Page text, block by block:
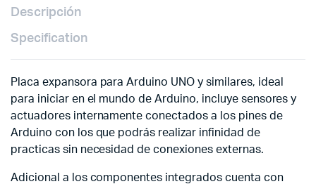
Descripción
Specification
Placa expansora para Arduino UNO y similares, ideal
para iniciar en el mundo de Arduino, incluye sensores y
actuadores internamente conectados a los pines de
Arduino con los que podrás realizar infinidad de
practicas sin necesidad de conexiones externas.
Adicional a los componentes integrados cuenta con